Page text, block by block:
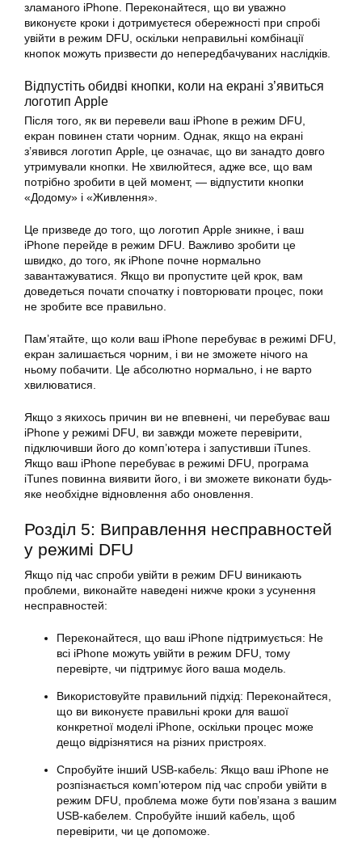
зламаного iPhone. Переконайтеся, що ви уважно
виконуєте кроки і дотримуєтеся обережності при спробі
увійти в режим DFU, оскільки неправильні комбінації
кнопок можуть призвести до непередбачуваних наслідків.
Відпустіть обидві кнопки, коли на екрані з’явиться
логотип Apple
Після того, як ви перевели ваш iPhone в режим DFU,
екран повинен стати чорним. Однак, якщо на екрані
з’явився логотип Apple, це означає, що ви занадто довго
утримували кнопки. Не хвилюйтеся, адже все, що вам
потрібно зробити в цей момент, — відпустити кнопки
«Додому» і «Живлення».
Це призведе до того, що логотип Apple зникне, і ваш
iPhone перейде в режим DFU. Важливо зробити це
швидко, до того, як iPhone почне нормально
завантажуватися. Якщо ви пропустите цей крок, вам
доведеться почати спочатку і повторювати процес, поки
не зробите все правильно.
Пам’ятайте, що коли ваш iPhone перебуває в режимі DFU,
екран залишається чорним, і ви не зможете нічого на
ньому побачити. Це абсолютно нормально, і не варто
хвилюватися.
Якщо з якихось причин ви не впевнені, чи перебуває ваш
iPhone у режимі DFU, ви завжди можете перевірити,
підключивши його до комп’ютера і запустивши iTunes.
Якщо ваш iPhone перебуває в режимі DFU, програма
iTunes повинна виявити його, і ви зможете виконати будь-
яке необхідне відновлення або оновлення.
Розділ 5: Виправлення несправностей
у режимі DFU
Якщо під час спроби увійти в режим DFU виникають
проблеми, виконайте наведені нижче кроки з усунення
несправностей:
Переконайтеся, що ваш iPhone підтримується: Не
всі iPhone можуть увійти в режим DFU, тому
перевірте, чи підтримує його ваша модель.
Використовуйте правильний підхід: Переконайтеся,
що ви виконуєте правильні кроки для вашої
конкретної моделі iPhone, оскільки процес може
дещо відрізнятися на різних пристроях.
Спробуйте інший USB-кабель: Якщо ваш iPhone не
розпізнається комп’ютером під час спроби увійти в
режим DFU, проблема може бути пов’язана з вашим
USB-кабелем. Спробуйте інший кабель, щоб
перевірити, чи це допоможе.